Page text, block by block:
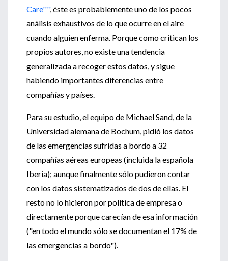
Care'''', éste es probablemente uno de los pocos
análisis exhaustivos de lo que ocurre en el aire
cuando alguien enferma. Porque como critican los
propios autores, no existe una tendencia
generalizada a recoger estos datos, y sigue
habiendo importantes diferencias entre
compañías y países.
Para su estudio, el equipo de Michael Sand, de la
Universidad alemana de Bochum, pidió los datos
de las emergencias sufridas a bordo a 32
compañías aéreas europeas (incluida la española
Iberia); aunque finalmente sólo pudieron contar
con los datos sistematizados de dos de ellas. El
resto no lo hicieron por política de empresa o
directamente porque carecían de esa información
("en todo el mundo sólo se documentan el 17% de
las emergencias a bordo").